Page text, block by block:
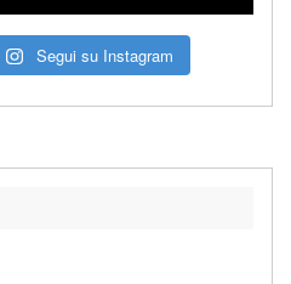
Segui su Instagram